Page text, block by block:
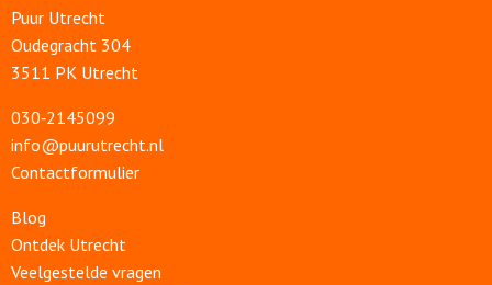
Puur Utrecht
Oudegracht 304
3511 PK Utrecht
030‑2145099
info@puurutrecht.nl
Contactformulier
Blog
Ontdek Utrecht
Veelgestelde vragen